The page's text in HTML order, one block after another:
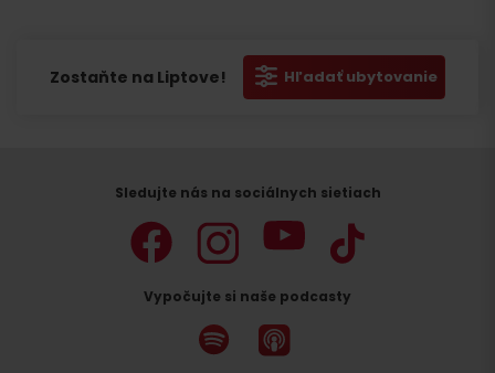
Zostaňte na Liptove! Hľadať ubytovanie
Sledujte nás na sociálnych sietiach
Vypočujte si naše podcasty